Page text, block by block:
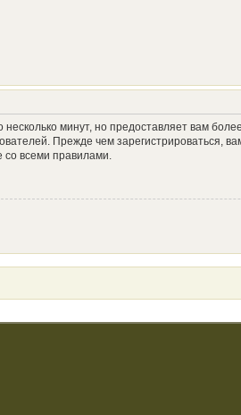
минут, но предоставляет вам
Прежде чем зарегистрироваться,
всеми правилами.